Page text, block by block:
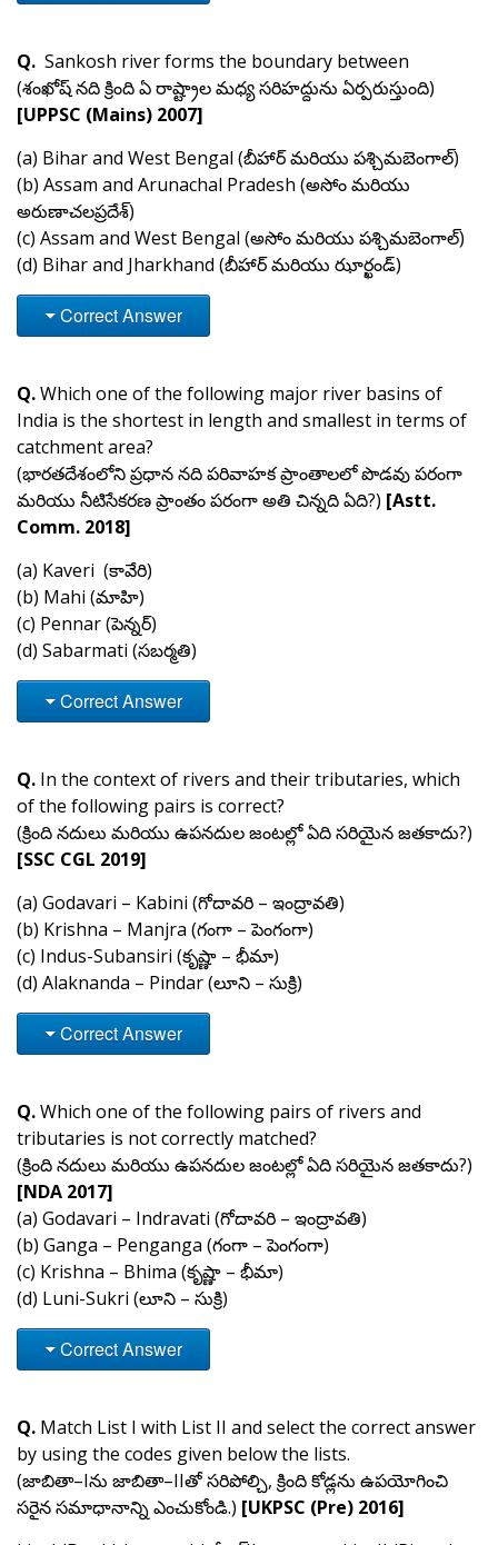
Q. Sankosh river forms the boundary between
(శంఖోష్ నది క్రింది ఏ రాష్ట్రాల మధ్య సరిహద్దును ఏర్పరుస్తుంది)
[UPPSC (Mains) 2007]
(a) Bihar and West Bengal (బీహార్ మరియు పశ్చిమబెంగాల్)
(b) Assam and Arunachal Pradesh (అసోం మరియు
అరుణాచలప్రదేశ్)
(c) Assam and West Bengal (అసోం మరియు పశ్చిమబెంగాల్)
(d) Bihar and Jharkhand (బీహార్ మరియు ఝార్ఖండ్)
Correct Answer
Q.Which one of the following major river basins of
India is the shortest in length and smallest in terms of
catchment area?
(భారతదేశంలోని ప్రధాన నది పరివాహక ప్రాంతాలలో పొడవు పరంగా
మరియు నీటిసేకరణ ప్రాంతం పరంగా అతి చిన్నది ఏది?) [Astt.
Comm. 2018]
(a) Kaveri (కావేరి)
(b) Mahi (మాహి)
(c) Pennar (పెన్నర్)
(d) Sabarmati (సబర్మతి)
Correct Answer
Q. In the context of rivers and their tributaries, which
of the following pairs is correct?
(క్రింది నదులు మరియు ఉపనదుల జంటల్లో ఏది సరియైన జతకాదు?)
[SSC CGL 2019]
(a) Godavari – Kabini (గోదావరి – ఇంద్రావతి)
(b) Krishna – Manjra (గంగా – పెంగంగా)
(c) Indus-Subansiri (కృష్ణా – భీమా)
(d) Alaknanda – Pindar (లూని – సుక్రి)
Correct Answer
Q.Which one of the following pairs of rivers and
tributaries is not correctly matched?
(క్రింది నదులు మరియు ఉపనదుల జంటల్లో ఏది సరియైన జతకాదు?)
[NDA 2017]
(a) Godavari – Indravati (గోదావరి – ఇంద్రావతి)
(b) Ganga – Penganga (గంగా – పెంగంగా)
(c) Krishna – Bhima (కృష్ణా – భీమా)
(d) Luni-Sukri (లూని – సుక్రి)
Correct Answer
Q. Match List I with List II and select the correct answer
by using the codes given below the lists.
(జాబితా–Iను జాబితా–IIతో సరిపోల్చి, క్రింది కోడ్లను ఉపయోగించి
సరైన సమాధానాన్ని ఎంచుకోండి.) [UKPSC (Pre) 2016]